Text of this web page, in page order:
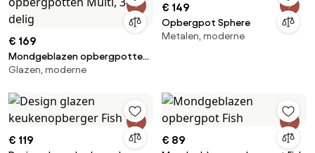
€ 169
Mondgeblazen opbergpotten
Multi, 3-delig
Glazen, moderne
€ 149
Opbergpot Sphere
Metalen, moderne
€ 119 € 89